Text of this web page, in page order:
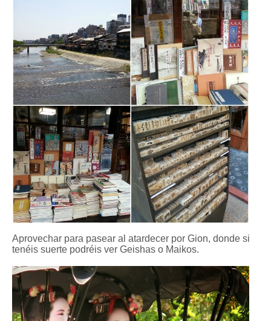
Aprovechar para pasear al atardecer por Gion, donde si
tenéis suerte podréis ver Geishas o Maikos.